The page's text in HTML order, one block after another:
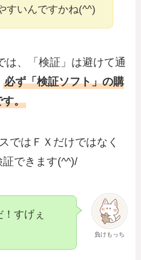
すいんですかね(^^)
は、「検証」は避けて通
必ず「検証ソフト」の購
す。
ではＦＸだけではなく
できます(^^)/
負けもっち
すげぇ